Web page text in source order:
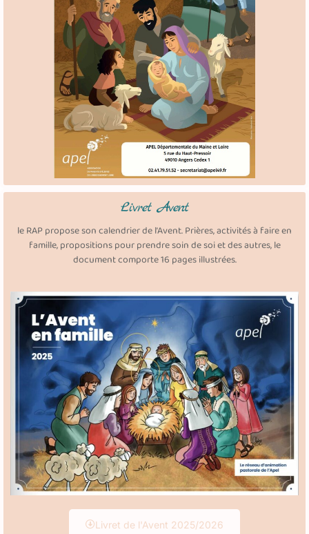
Livret Avent
le RAP propose son calendrier de l’Avent. Prières, activités à faire en
famille, propositions pour prendre soin de soi et des autres, le
document comporte 16 pages illustrées.
Livret de l'Avent 2025/2026